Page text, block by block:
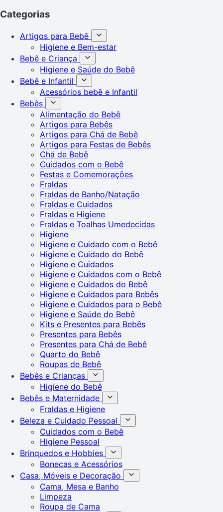
Categorias
Artigos para Bebê
Higiene e Bem-estar
Bebê e Criança
Higiene e Saúde do Bebê
Bebê e Infantil
Acessórios bebê e Infantil
Bebês
Alimentação do Bebê
Artigos para Bebês
Artigos para Chá de Bebê
Artigos para Festas de Bebês
Chá de Bebê
Cuidados com o Bebê
Festas e Comemorações
Fraldas
Fraldas de Banho/Natação
Fraldas e Cuidados
Fraldas e Higiene
Fraldas e Toalhas Umedecidas
Higiene
Higiene e Cuidado com o Bebê
Higiene e Cuidado do Bebê
Higiene e Cuidados
Higiene e Cuidados com o Bebê
Higiene e Cuidados do Bebê
Higiene e Cuidados para Bebês
Higiene e Cuidados para o Bebê
Higiene e Saúde do Bebê
Kits e Presentes para Bebês
Presentes para Bebês
Presentes para Chá de Bebê
Quarto do Bebê
Roupas de Bebê
Bebês e Crianças
Higiene do Bebê
Bebês e Maternidade
Fraldas e Higiene
Beleza e Cuidado Pessoal
Cuidados com o Bebê
Higiene Pessoal
Brinquedos e Hobbies
Bonecas e Acessórios
Casa, Móveis e Decoração
Cama, Mesa e Banho
Limpeza
Roupa de Cama